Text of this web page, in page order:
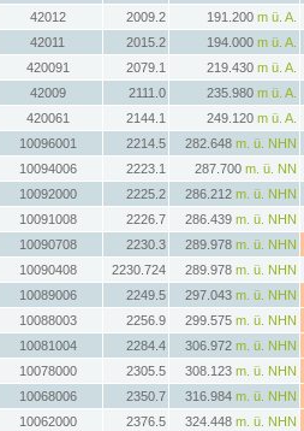
42012 2009.2 191.200 m ü. A.
42011 2015.2 194.000 m ü. A.
420091 2079.1 219.430 m ü. A.
42009 2111.0 235.980 m ü. A.
420061 2144.1 249.120 m ü. A.
10096001 2214.5 282.648 m. ü. NHN
10094006 2223.1 287.700 m. ü. NN
10092000 2225.2 286.212 m. ü. NHN
10091008 2226.7 286.439 m. ü. NHN
10090708 2230.3 289.978 m. ü. NHN
10090408 2230.724 289.978 m. ü. NHN
10089006 2249.5 297.043 m. ü. NHN
10088003 2256.9 299.575 m. ü. NHN
10081004 2284.4 306.972 m. ü. NHN
10078000 2305.5 308.123 m. ü. NHN
10068006 2350.7 316.984 m. ü. NHN
10062000 2376.5 324.448 m. ü. NHN